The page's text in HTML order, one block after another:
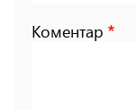
Коментар